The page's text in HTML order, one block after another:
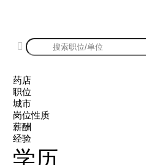

药店
职位
城市
岗位性质
薪酬
经验
学历